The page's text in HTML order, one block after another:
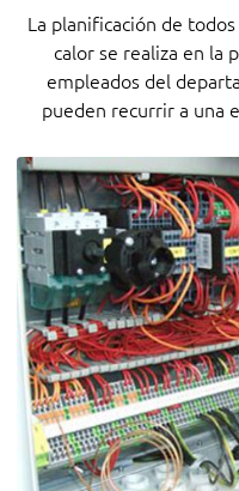
La planificación de
calor se realiza en la
empleados del
pueden recurrir a una